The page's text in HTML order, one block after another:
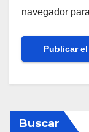
navegador
Buscar